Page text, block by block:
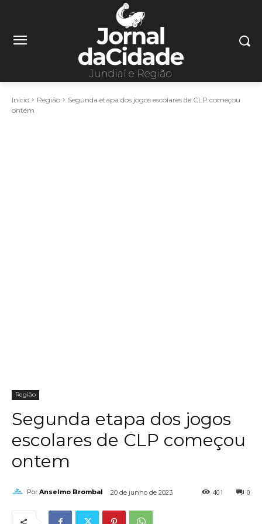
Início Região
Segunda etapa dos jogos escolares de CLP começou
ontem
Região
Segunda etapa dos jogos
escolares de CLP começou
ontem
Por Anselmo Brombal 20 de junho de 2023 0
401